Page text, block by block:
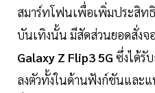
สมาร์ทโฟนเพื่อเพิ่มประสิท
บันเทิงนั้น มีสัดส่วนยอดสั่ง
Galaxy Z Flip3 5G ซึ่งได้รั
ลงตัวทั้งในด้านฟังก์ชันและ